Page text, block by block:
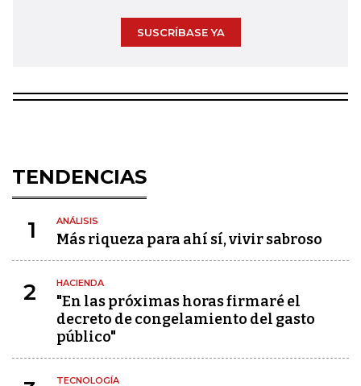
SUSCRÍBASE YA
TENDENCIAS
1 ANÁLISIS
Más riqueza para ahí sí, vivir sabroso
2 HACIENDA
"En las próximas horas firmaré el
decreto de congelamiento del gasto
público"
TECNOLOGÍA